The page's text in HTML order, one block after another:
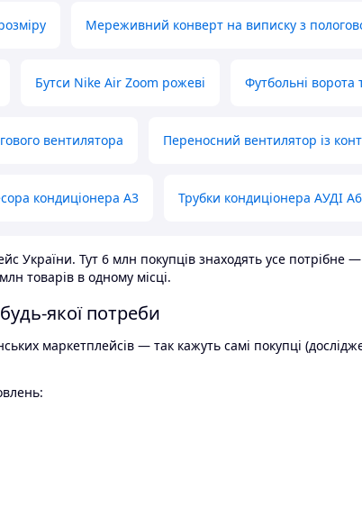
Мереживний конверт на виписку з
Бутси Nike Air Zoom рожеві Футбольні
вентилятора Переносний вентилятор із
кондиціонера А3 Трубки кондиціонера АУДІ
України. Тут 6 млн покупців знаходять усе потрібне
товарів в одному місці.
якої потреби
маркетплейсів — так кажуть самі покупці